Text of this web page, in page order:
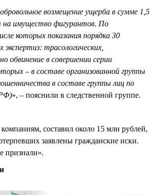
возмещение ущерба в сумме 1,5
на имущество фигурантов. По
которых показания порядка 30
трасологических,
обвинение в совершении серии
– в составе организованной группы
в составе группы лиц по
», – пояснили в следственной группе.
составил около 15 млн рублей,
заявлены гражданские иски.
признали».